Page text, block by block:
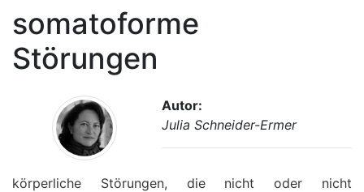
somatoforme
Störungen
Autor:
Julia Schneider-Ermer
körperliche Störungen, die nicht oder nicht